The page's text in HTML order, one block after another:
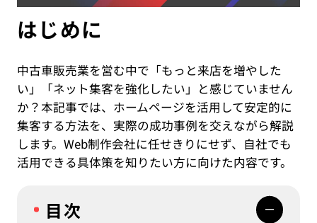
Privacy policy
はじめに
中古車販売業を営む中で「もっと来店を増やした
い」「ネット集客を強化したい」と感じていません
か？本記事では、ホームページを活用して安定的に
集客する方法を、実際の成功事例を交えながら解説
します。Web制作会社に任せきりにせず、自社でも
活用できる具体策を知りたい方に向けた内容です。
目次